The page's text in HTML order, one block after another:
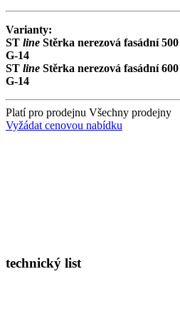
Varianty:
ST line Stěrka nerezová fasádní
G-14
ST line Stěrka nerezová fasádní
G-14
Platí pro prodejnu Všechny prodejny
Vyžádat cenovou nabídku
technický list